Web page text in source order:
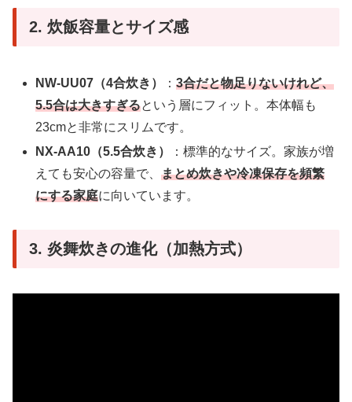
2. 炊飯容量とサイズ感
NW-UU07（4合炊き） ：3合だと物足りないけれど、
5.5合は大きすぎるという層にフィット。本体幅も
23cmと非常にスリムです。
NX-AA10（5.5合炊き）
：標準的なサイズ。家族が増
えても安心の容量で、まとめ炊きや冷凍保存を頻繁
にする家庭に向いています。
3. 炎舞炊きの進化（加熱方式）